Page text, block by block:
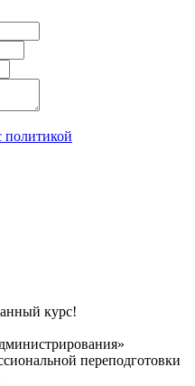
политикой
курс!
переподготовки